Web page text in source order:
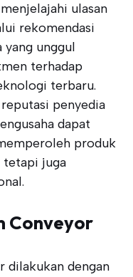
ulasan
rekomendasi
yang unggul
terhadap
terbaru.
penyedia
dapat
produk
tetapi juga
Conveyor
dilakukan dengan